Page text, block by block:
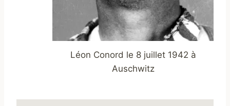
Léon Conord le 8 juillet 1942 à
Auschwitz